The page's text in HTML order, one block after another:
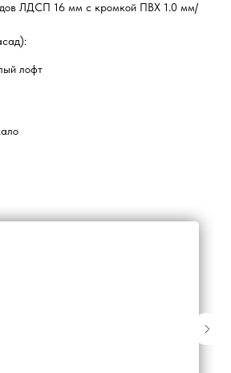
ЛДСП 16 мм с кромкой ПВХ 1.0 мм/
лофт